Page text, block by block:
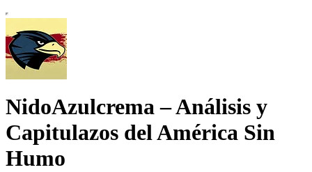
NidoAzulcrema – Análisis y
Capitulazos del América Sin
Humo